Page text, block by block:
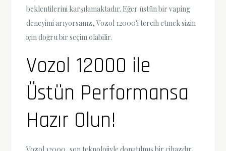
beklentilerini karşılamaktadır. Eğer üstün bir vaping
deneyimi arıyorsanız, Vozol 12000'i tercih etmek sizin
için doğru bir seçim olabilir.
Vozol 12000 ile
Üstün Performansa
Hazır Olun!
Vozol 12000, son teknolojiyle donatılmış bir cihazdır